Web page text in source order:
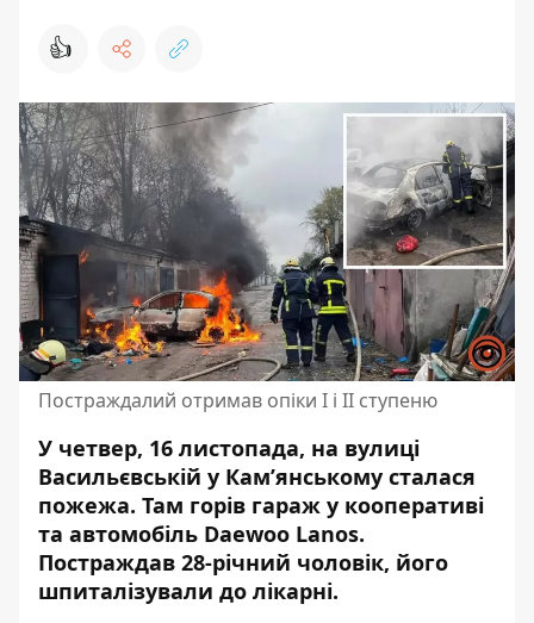
👍
Постраждалий отримав опіки І і ІІ ступеню
У четвер, 16 листопада, на вулиці
Васильєвській у Кам’янському сталася
пожежа. Там горів гараж у кооперативі
та автомобіль Daewoo Lanos.
Постраждав 28-річний чоловік, його
шпиталізували до лікарні.